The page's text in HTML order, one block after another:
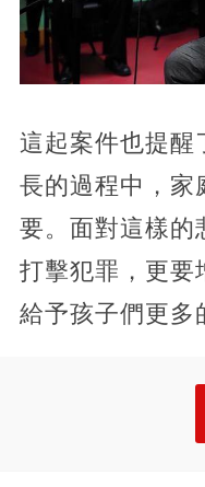
這起案件也提醒
長的過程中，家
要。面對這樣的
打擊犯罪，更要
給予孩子們更多